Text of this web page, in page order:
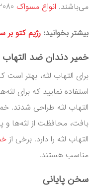
می‌باشند. انواع مسواک
بیشتر بخوانید: رژیم کتو بر
خمیر دندان ضد التهاب
برای التهاب لثه، بهتر
استفاده نمایید که برای
التهاب لثه طراحی شدند.
بافت، محافظت از لثه‌ها و
التهاب لثه را دارد. برخی از
مناسب هستند.
سخن پایانی